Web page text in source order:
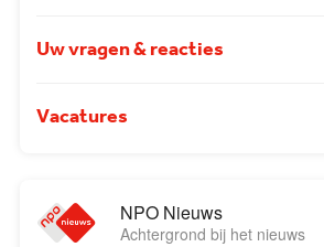
Uw vragen & reacties
Vacatures
NPO Nieuws
Achtergrond bij het nieuws